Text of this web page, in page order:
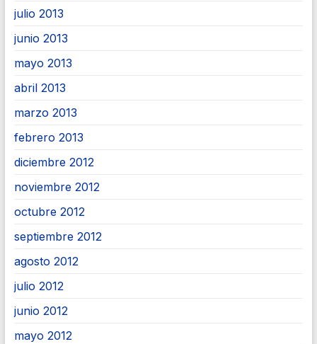
julio 2013
junio 2013
mayo 2013
abril 2013
marzo 2013
febrero 2013
diciembre 2012
noviembre 2012
octubre 2012
septiembre 2012
agosto 2012
julio 2012
junio 2012
mayo 2012